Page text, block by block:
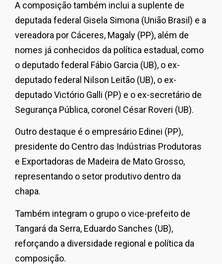
A composição também inclui a suplente de
deputada federal Gisela Simona (União Brasil) e a
vereadora por Cáceres, Magaly (PP), além de
nomes já conhecidos da política estadual, como
o deputado federal Fábio Garcia (UB), o ex-
deputado federal Nilson Leitão (UB), o ex-
deputado Victório Galli (PP) e o ex-secretário de
Segurança Pública, coronel César Roveri (UB).
Outro destaque é o empresário Edinei (PP),
presidente do Centro das Indústrias Produtoras
e Exportadoras de Madeira de Mato Grosso,
representando o setor produtivo dentro da
chapa.
Também integram o grupo o vice-prefeito de
Tangará da Serra, Eduardo Sanches (UB),
reforçando a diversidade regional e política da
composição.